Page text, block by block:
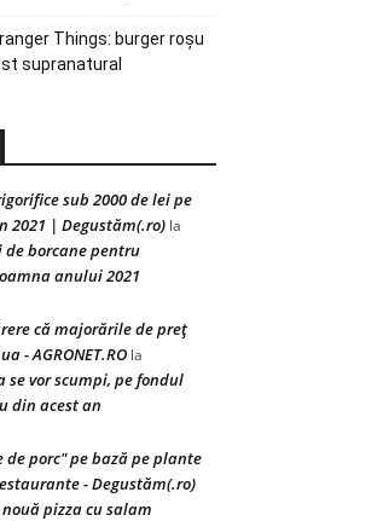
Things: burger roșu
supranatural
sub 2000 de lei pe
2021 | Degustăm(.ro) la
de borcane pentru
anului 2021
că majorările de preț
- AGRONET.RO la
se vor scumpi, pe fondul
din acest an
porc" pe bază pe plante
- Degustăm(.ro)
pizza cu salam